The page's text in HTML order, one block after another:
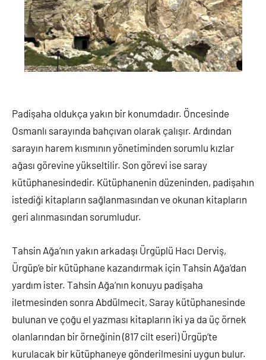
Padişaha oldukça yakın bir konumdadır. Öncesinde
Osmanlı sarayında bahçıvan olarak çalışır. Ardından
sarayın harem kısmının yönetiminden sorumlu kızlar
ağası görevine yükseltilir. Son görevi ise saray
kütüphanesindedir. Kütüphanenin düzeninden, padişahın
istediği kitapların sağlanmasından ve okunan kitapların
geri alınmasından sorumludur.
Tahsin Ağa’nın yakın arkadaşı Ürgüplü Hacı Derviş,
Ürgüp’e bir kütüphane kazandırmak için Tahsin Ağa’dan
yardım ister. Tahsin Ağa’nın konuyu padişaha
iletmesinden sonra Abdülmecit, Saray kütüphanesinde
bulunan ve çoğu el yazması kitapların iki ya da üç örnek
olanlarından bir örneğinin (817 cilt eseri) Ürgüp’te
kurulacak bir kütüphaneye gönderilmesini uygun bulur.